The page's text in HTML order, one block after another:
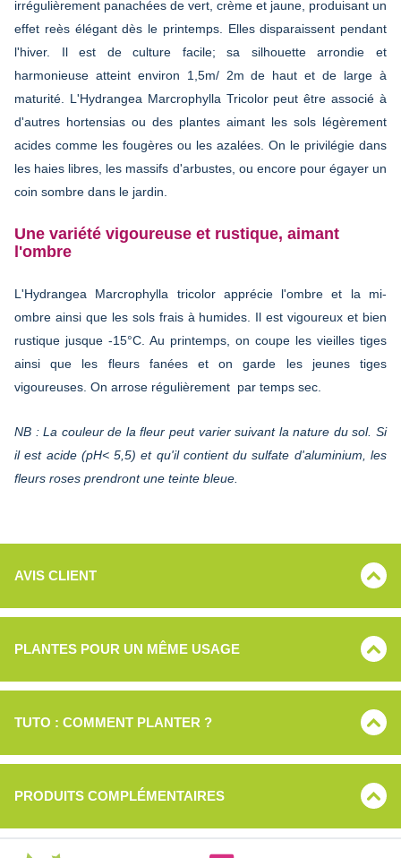
irrégulièrement panachées de vert, crème et jaune, produisant un
effet reès élégant dès le printemps. Elles disparaissent pendant
l'hiver. Il est de culture facile; sa silhouette arrondie et
harmonieuse atteint environ 1,5m/ 2m de haut et de large à
maturité. L'Hydrangea Marcrophylla Tricolor peut être associé à
d'autres hortensias ou des plantes aimant les sols légèrement
acides comme les fougères ou les azalées. On le privilégie dans
les haies libres, les massifs d'arbustes, ou encore pour égayer un
coin sombre dans le jardin.
Une variété vigoureuse et rustique, aimant
l'ombre
L'Hydrangea Marcrophylla tricolor apprécie l'ombre et la mi-
ombre ainsi que les sols frais à humides. Il est vigoureux et bien
rustique jusque -15°C. Au printemps, on coupe les vieilles tiges
ainsi que les fleurs fanées et on garde les jeunes tiges
vigoureuses. On arrose régulièrement par temps sec.
NB : La couleur de la fleur peut varier suivant la nature du sol. Si
il est acide (pH< 5,5) et qu'il contient du sulfate d'aluminium, les
fleurs roses prendront une teinte bleue.
AVIS CLIENT
PLANTES POUR UN MÊME USAGE
TUTO : COMMENT PLANTER ?
PRODUITS COMPLÉMENTAIRES